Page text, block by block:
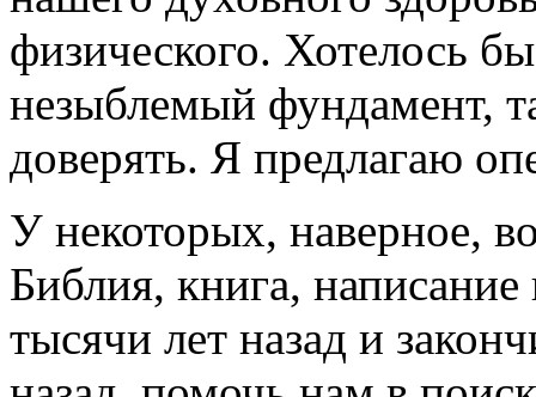
физического. Хотелось
незыблемый фундамент,
доверять. Я предлагаю
У некоторых, наверное,
Библия, книга,
тысячи лет назад и